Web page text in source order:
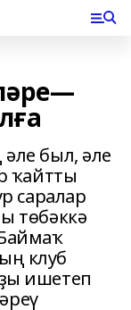
был, әле
ҡайтты
саралар
төбәккә
клуб
ишетеп